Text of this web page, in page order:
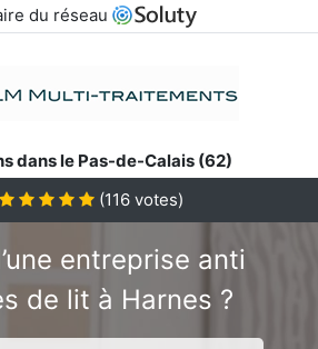
du réseau
dans le Pas-de-Calais (62)
(116 votes)
entreprise anti
de lit à Harnes ?